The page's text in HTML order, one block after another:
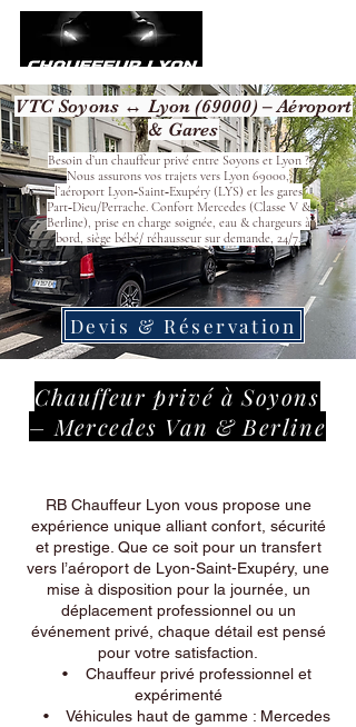
VTC Soyons ↔ Lyon (69000) – Aéroport
& Gares
Besoin d’un chauffeur privé entre Soyons et Lyon ?
Nous assurons vos trajets vers Lyon 69000,
l’aéroport Lyon‑Saint‑Exupéry (LYS) et les gares
Part‑Dieu/Perrache. Confort Mercedes (Classe V &
Berline), prise en charge soignée, eau & chargeurs à
bord, siège bébé/ réhausseur sur demande, 24/7.
Devis & Réservation
Chauffeur privé à Soyons
– Mercedes Van & Berline
RB Chauffeur Lyon vous propose une
expérience unique alliant confort, sécurité
et prestige. Que ce soit pour un transfert
vers l’aéroport de Lyon-Saint-Exupéry, une
mise à disposition pour la journée, un
déplacement professionnel ou un
événement privé, chaque détail est pensé
pour votre satisfaction.
• Chauffeur privé professionnel et
expérimenté
• Véhicules haut de gamme : Mercedes